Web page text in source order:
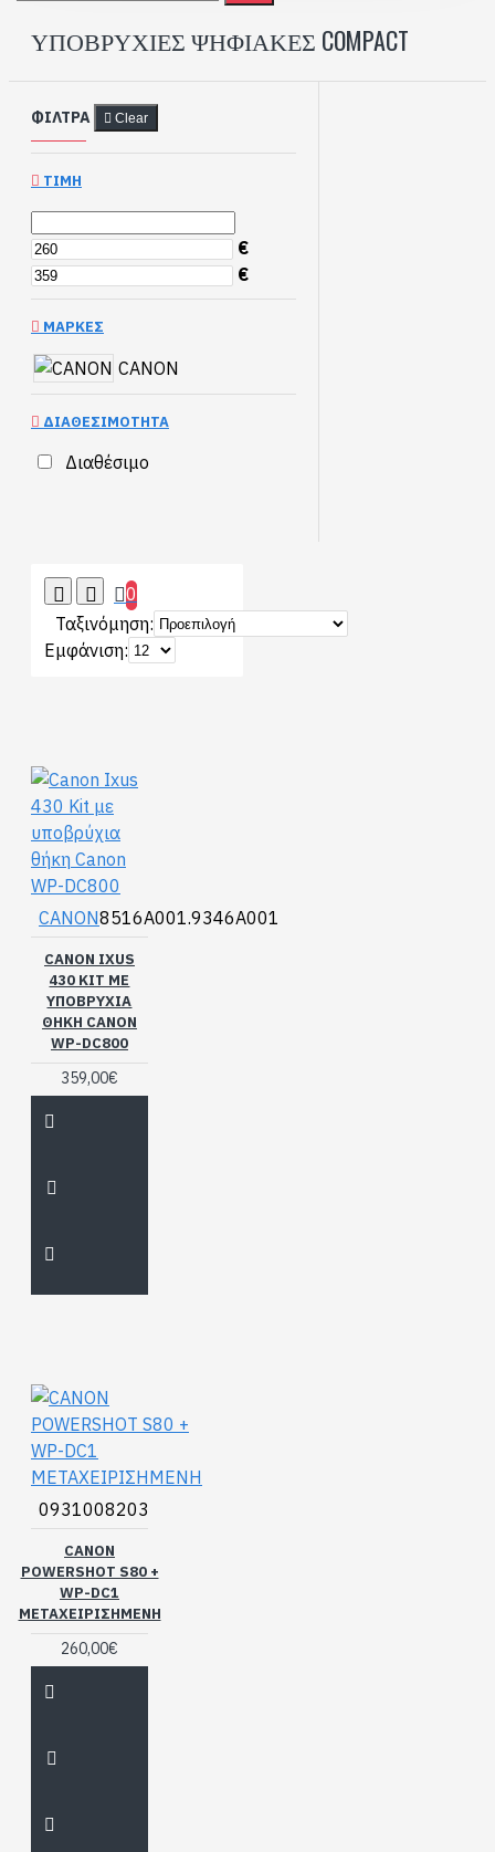
ΥΠΟΒΡΥΧΙΕΣ ΨΗΦΙΑΚΕΣ COMPACT
ΦΊΛΤΡΑ Clear
ΤΙΜΉ
€
€
ΜΆΡΚΕΣ
CANON
ΔΙΑΘΕΣΙΜΌΤΗΤΑ
Διαθέσιμο
0
Ταξινόμηση:
Εμφάνιση:
CANON8516A001.9346A001
CANON IXUS
430 KIT ΜΕ
ΥΠΟΒΡΎΧΙΑ
ΘΉΚΗ CANON
WP-DC800
359,00€
0931008203
CANON
POWERSHOT S80 +
WP-DC1
ΜΕΤΑΧΕΙΡΙΣΗΜΕΝΗ
260,00€